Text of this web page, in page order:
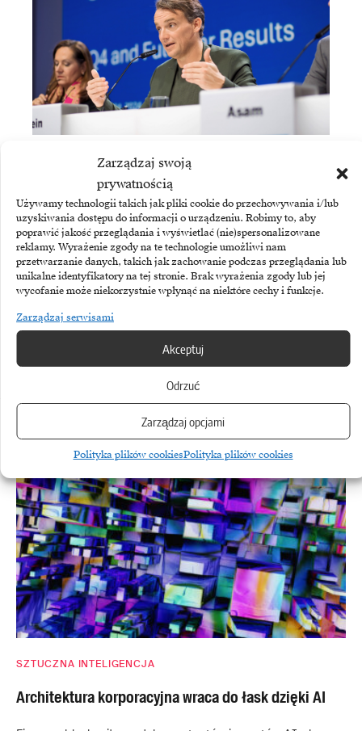
Zarządzaj swoją
prywatnością
Używamy technologii takich jak pliki cookie do przechowywania i/lub
uzyskiwania dostępu do informacji o urządzeniu. Robimy to, aby
poprawić jakość przeglądania i wyświetlać (nie)spersonalizowane
reklamy. Wyrażenie zgody na te technologie umożliwi nam
przetwarzanie danych, takich jak zachowanie podczas przeglądania lub
unikalne identyfikatory na tej stronie. Brak wyrażenia zgody lub jej
wycofanie może niekorzystnie wpłynąć na niektóre cechy i funkcje.
Zarządzaj serwisami
Akceptuj
Odrzuć
Zarządzaj opcjami
Polityka plików cookiesPolityka plików cookies
„SAP działa pod presją”
PALANTIR
Palantir zwiększa sprzedaż o 93 procent
Zobacz również
SZTUCZNA INTELIGENCJA
Architektura korporacyjna wraca do łask dzięki AI